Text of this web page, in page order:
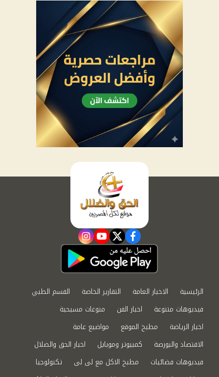
facebook
twitter
youtube
instagram
الرئيسية الاخبار العامة التقارير الخاصة
القسم الطبي
فيديوهات متنوعة
اخبار الفن
منوعات مسيحية
اخبار الرياضة
مطبخ الموقع
مواضيع عامة
الاقتصاد والبورصة
كمبيوتر وموبايل
اخبار الحق والضلال
فيديوهات فضائيات
مطبخ الاكل مع لى لى
تكنولوجيا